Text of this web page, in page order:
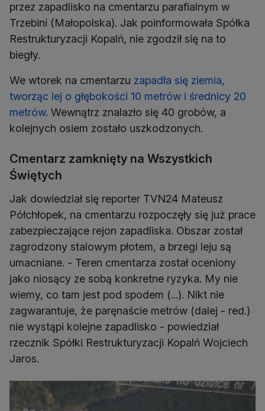
przez zapadlisko na cmentarzu parafialnym w
Trzebini (Małopolska). Jak poinformowała Spółka
Restrukturyzacji Kopalń, nie zgodził się na to
biegły.
We wtorek na cmentarzu zapadła się ziemia,
tworząc lej o głębokości 10 metrów i średnicy 20
metrów. Wewnątrz znalazło się 40 grobów, a
kolejnych osiem zostało uszkodzonych.
Cmentarz zamknięty na Wszystkich
Świętych
Jak dowiedział się reporter TVN24 Mateusz
Półchłopek, na cmentarzu rozpoczęły się już prace
zabezpieczające rejon zapadliska. Obszar został
zagrodzony stalowym płotem, a brzegi leju są
umacniane. - Teren cmentarza został oceniony
jako niosący ze sobą konkretne ryzyka. My nie
wiemy, co tam jest pod spodem (...). Nikt nie
zagwarantuje, że paręnaście metrów (dalej - red.)
nie wystąpi kolejne zapadlisko - powiedział
rzecznik Spółki Restrukturyzacji Kopalń Wojciech
Jaros.